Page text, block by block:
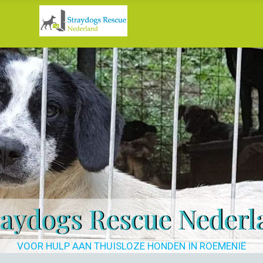
Rescue
VOOR HULP AAN THUISLOZE HONDEN IN ROEMENIË